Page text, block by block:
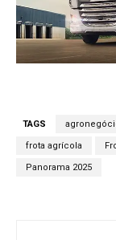
TAGS
frota agrícola
Panorama 2025